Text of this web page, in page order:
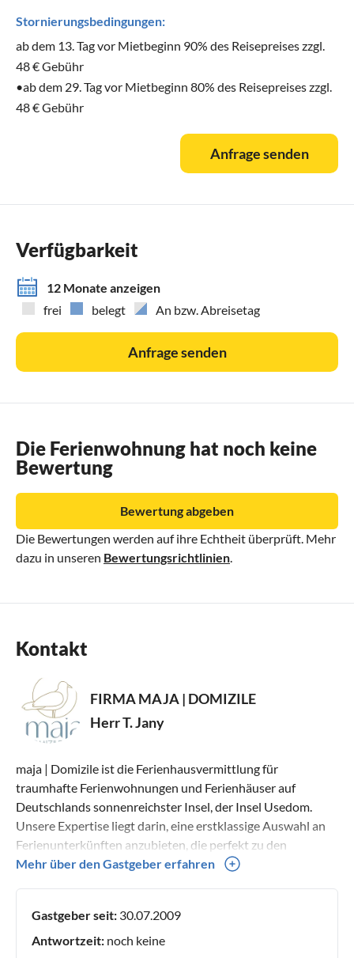
Stornierungsbedingungen:
ab dem 13. Tag vor Mietbeginn 90% des Reisepreises zzgl.
48 € Gebühr
•ab dem 29. Tag vor Mietbeginn 80% des Reisepreises zzgl.
48 € Gebühr
Anfrage senden
Verfügbarkeit
12 Monate anzeigen
frei
belegt An bzw. Abreisetag
Anfrage senden
Die Ferienwohnung hat noch keine
Bewertung
Die Bewertungen werden auf ihre Echtheit überprüft. Mehr
dazu in unseren Bewertungsrichtlinien
Bewertung abgeben
Kontakt
FIRMA MAJA | DOMIZILE
Herr T. Jany
maja | Domizile ist die Ferienhausvermittlung für
traumhafte Ferienwohnungen und Ferienhäuser auf
Deutschlands sonnenreichster Insel, der Insel Usedom.
Unsere Expertise liegt darin, eine erstklassige Auswahl an
Ferienunterkünften anzubieten, die perfekt zu den
Bedürfnissen unserer Gäste passt. Mit einer Auswahl an
Bernsteinbädern bis Zinnowitz sind wir auf der gesamten
Insel Usedom vertreten. Urlaub mit der Familie inklusive
Mehr über den Gastgeber erfahren
Gastgeber seit: 30.07.2009
Antwortzeit: noch keine